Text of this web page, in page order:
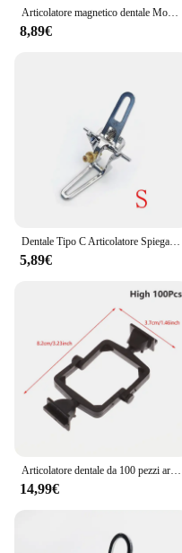
Articolatore magnetico dentale Montaggio regolabile Modelli dentali pre-cast Strumenti per attrezzature da laboratorio per odontoiatria
8,89€
Dentale Tipo C Articolatore Spiegazione Grande Cornice Magnete Articolatore Semplice In Lega di Zinco SM Dentis Strumento Articolazione Universale
5,89€
14,99€